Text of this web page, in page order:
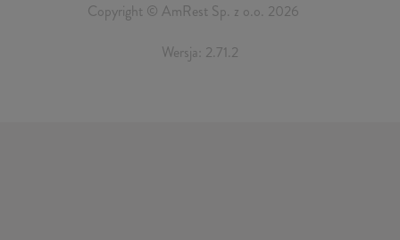
Copyright © AmRest Sp. z o.o. 2026
Wersja: 2.71.2